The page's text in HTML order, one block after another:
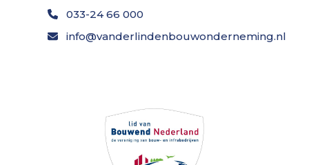
033-24 66 000
info@vanderlindenbouwonderneming.nl